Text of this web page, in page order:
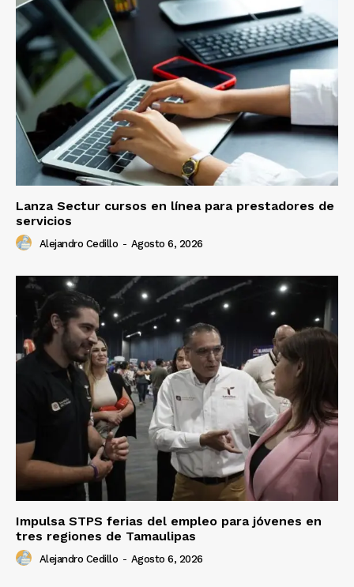
Lanza Sectur cursos en línea para prestadores de
servicios
Alejandro Cedillo - Agosto 6, 2026
Impulsa STPS ferias del empleo para jóvenes en
tres regiones de Tamaulipas
Alejandro Cedillo - Agosto 6, 2026